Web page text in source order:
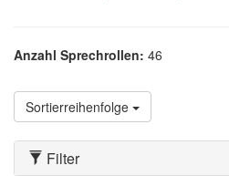
Anzahl Sprechrollen: 46
Sortierreihenfolge
Filter